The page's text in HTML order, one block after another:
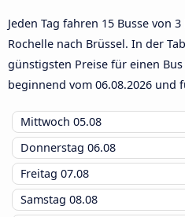
Jeden Tag fahren 15 Busse von
Rochelle nach Brüssel. In der
günstigsten Preise für einen
beginnend vom 06.08.2026 und
Mittwoch 05.08
Donnerstag 06.08
Freitag 07.08
Samstag 08.08